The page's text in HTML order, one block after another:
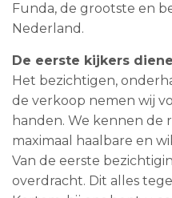
Funda, de grootste en
Nederland.
De eerste kijkers
Het bezichtigen,
de verkoop nemen wij
handen. We kennen de
maximaal haalbare en
Van de eerste
overdracht. Dit alles